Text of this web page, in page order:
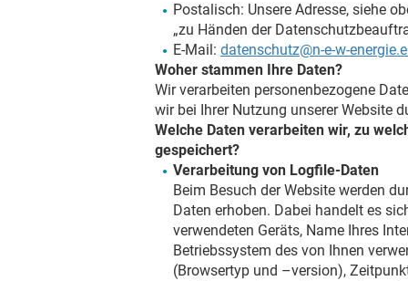
Postalisch: Unsere Adresse, siehe
„zu Händen der
E-Mail: datenschutz@n-e-w-
Woher stammen Ihre Daten?
Wir verarbeiten personenbezogene
wir bei Ihrer Nutzung unserer Website
Welche Daten verarbeiten wir, zu
gespeichert?
Verarbeitung von Logfile-Daten
Beim Besuch der Website werden
Daten erhoben. Dabei handelt es
verwendeten Geräts, Name Ihres
Betriebssystem des von Ihnen
(Browsertyp und –version),